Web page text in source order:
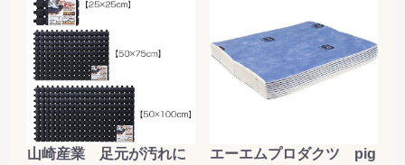
山崎産業 足元が汚れに
エーエムプロダクツ pig